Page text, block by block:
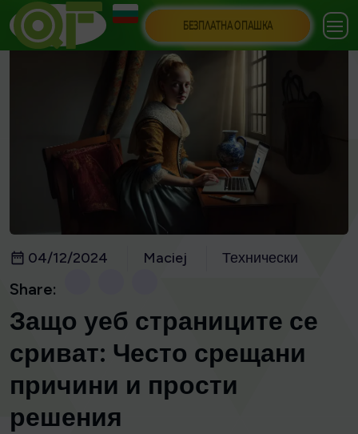
БЕЗПЛАТНА ОПАШКА
04/12/2024 Maciej Технически
Share:
Защо уеб страниците се
сриват: Често срещани
причини и прости
решения